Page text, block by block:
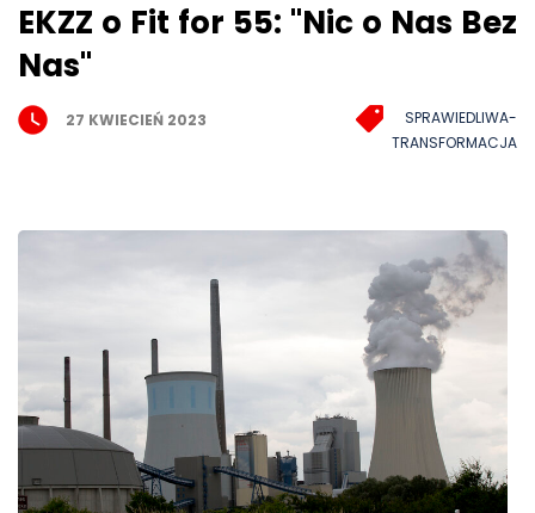
EKZZ o Fit for 55: "Nic o Nas Bez
Nas"
27 KWIECIEŃ 2023
SPRAWIEDLIWA-
TRANSFORMACJA